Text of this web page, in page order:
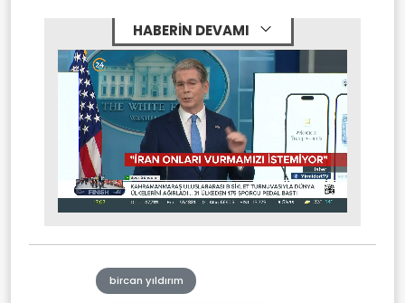
HABERİN DEVAMI
Mute Stream
bircan yıldırım